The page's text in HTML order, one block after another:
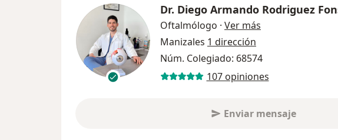
Dr. Diego Armando Rodriguez
Oftalmólogo · Ver más
Manizales 1 dirección
Núm. Colegiado: 68574
107 opiniones
Enviar mensaje